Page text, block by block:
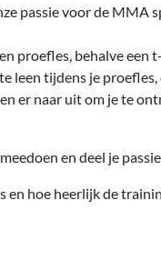
passie voor de MMA
proefles, behalve een
leen tijdens je
er naar uit om je te
en deel je
en hoe heerlijk de